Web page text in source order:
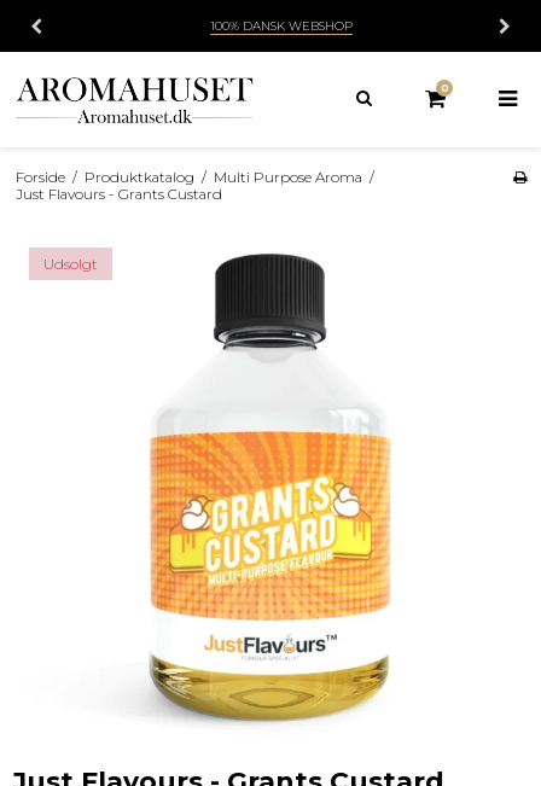
100% DANSK WEBSHOP
0
Forside / Produktkatalog / Multi Purpose Aroma /
Just Flavours - Grants Custard
Udsolgt